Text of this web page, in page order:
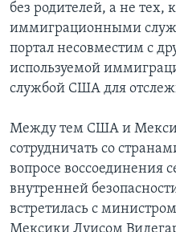
без родителей, а не тех,
иммиграционными
портал несовместим с
используемой
службой США для
Между тем США и
сотрудничать со
вопросе воссоединения
внутренней
встретилась с